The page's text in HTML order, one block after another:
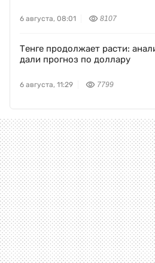
6 августа, 08:01 8107
Тенге продолжает расти:
дали прогноз по доллару
6 августа, 11:29 7799